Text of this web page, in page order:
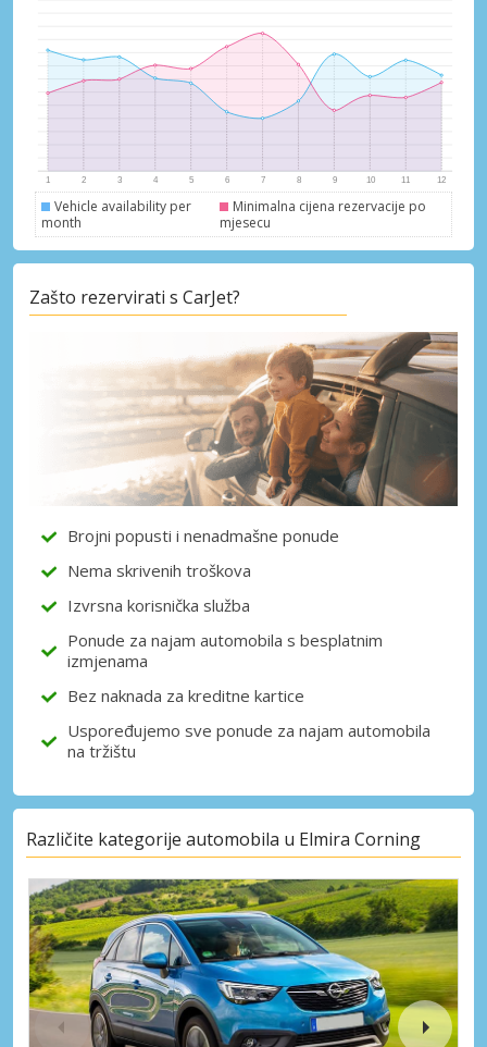
Vehicle availability per
month
Minimalna cijena rezervacije po
mjesecu
Zašto rezervirati s CarJet?
Brojni popusti i nenadmašne ponude
Nema skrivenih troškova
Izvrsna korisnička služba
Ponude za najam automobila s besplatnim
izmjenama
Bez naknada za kreditne kartice
Uspoređujemo sve ponude za najam automobila
na tržištu
Različite kategorije automobila u Elmira Corning
Posebni popusti
Pristupite ekskluzivnim ponudama naših
dobavljača
Prijava putem eLinka